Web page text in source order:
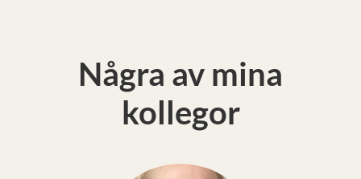
Några av mina
kollegor